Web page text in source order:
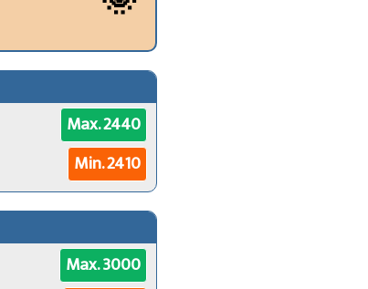
Max. 2440
Min. 2410
Max. 3000